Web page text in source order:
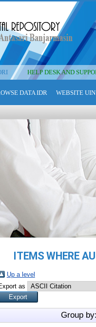
HELP DESK AND
DATA IDR WEBSITE
ITEMS WHERE
Up a level
as
Group